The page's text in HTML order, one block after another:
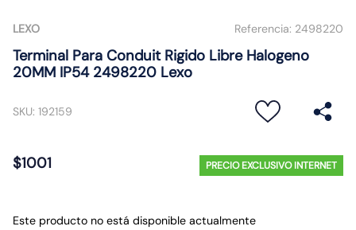
LEXO Referencia: 2498220
Terminal Para Conduit Rigido Libre Halogeno
20MM IP54 2498220 Lexo
SKU: 192159
$1001 PRECIO EXCLUSIVO INTERNET
Este producto no está disponible actualmente
foco led
8.
ampolleta
proyector led